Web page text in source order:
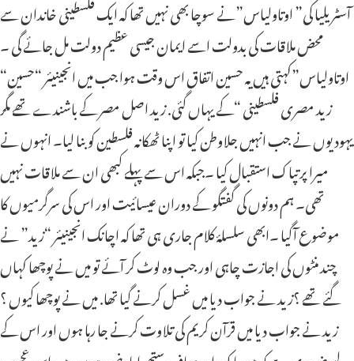
آسٹریلیا کی” اوتاولیاس”نے سوچا بھی نہیں تھا کہ ایک فلسطینی خاندان سے
محض ملاقات کی بدولت اسے ایمان جیسی عظیم دولت مل جائے گی ۔
“اوتاولیاس”کہتی ہیں یہ حسین اتفاق اس وقت ہوا جب میں انجینیئر “حسین
زید مصری فلسطینی “کے یہاں گئی. زید اصل مصر کے باشندے تھے مگر
یہودیوں نے جب انہیں جلاوطن کیا تو اپنا ٹھکانہ فلسطین کو بنا لیا۔ انہوں نے
میرا پرتپاک استقبال کیا ۔جبکہ اس سے پہلے کبھی ان سے ملاقات نہیں
تھی۔ ہم دونوں کی گفتگو کے دوران عیسائیت اور اس کی سرگرمیوں کا
موضوع آگیا ۔ابھی سلسلۂ کلام جاری ہی تھا کہ اچانک انجینیئر “زید” نے
چند منٹوں کی اجازت چاہی اور جب وہ لوٹ کر آئے تو میں نے پوچھا کہاں
گئے تھے ؟زید نے جواب دیا میں غسل کرنے گیا تھا. میں نے پوچھا کیوں ؟
زید نے جواب دیا میں قرآن کریم کی تلاوت کرنے جا رہا ہوں اور اس کے